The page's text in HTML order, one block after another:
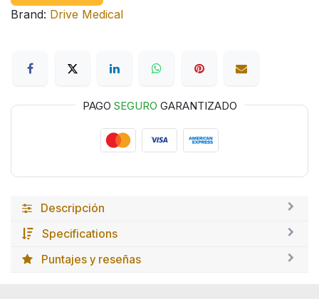
Brand: Drive Medical
PAGO SEGURO GARANTIZADO
Descripción
Specifications
Puntajes y reseñas